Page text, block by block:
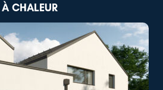
Devis gratuit
À CHALEUR